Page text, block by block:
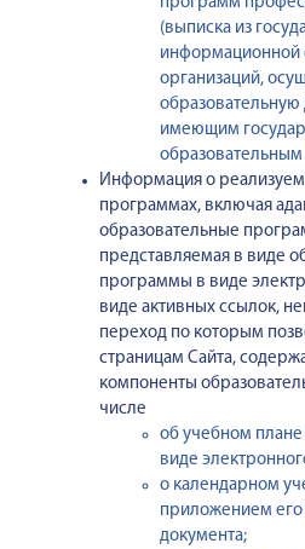
(выписка из
информационной
организаций,
образовательную
имеющим
Информация о
программах, включая
образовательные
представляемая в виде
программы в виде
виде активных ссылок,
переход по которым
страницам Сайта,
компоненты
числе
об учебном
виде
о календарном
приложением его
документа;